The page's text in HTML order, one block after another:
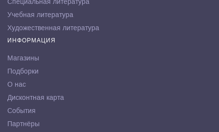
Учебная литература
Художественная литература
ИНФОРМАЦИЯ
Магазины
Подборки
О нас
Дисконтная карта
События
Партнёры